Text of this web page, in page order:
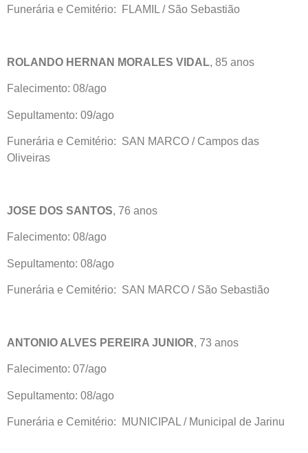
Funerária e Cemitério: FLAMIL / São Sebastião
ROLANDO HERNAN MORALES VIDAL, 85 anos
Falecimento: 08/ago
Sepultamento: 09/ago
Funerária e Cemitério: SAN MARCO / Campos das
Oliveiras
JOSE DOS SANTOS, 76 anos
Falecimento: 08/ago
Sepultamento: 08/ago
Funerária e Cemitério: SAN MARCO / São Sebastião
ANTONIO ALVES PEREIRA JUNIOR, 73 anos
Falecimento: 07/ago
Sepultamento: 08/ago
Funerária e Cemitério: MUNICIPAL / Municipal de Jarinu